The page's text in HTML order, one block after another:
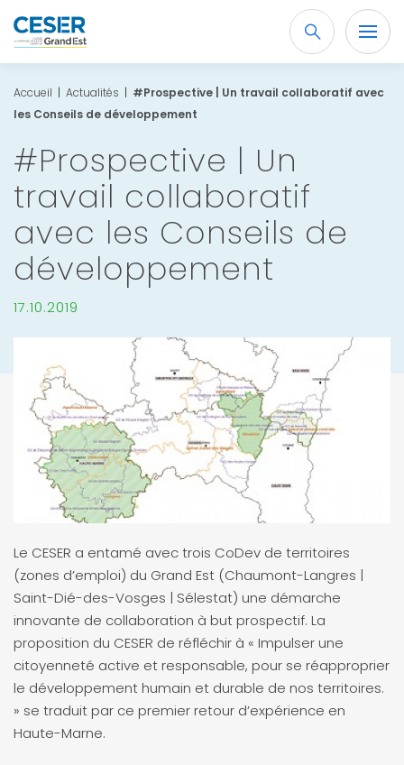
Recherche
OK
Accueil | Actualités | #Prospective | Un travail collaboratif avec
les Conseils de développement
#Prospective | Un
travail collaboratif
avec les Conseils de
développement
17.10.2019
Le CESER a entamé avec trois CoDev de territoires
(zones d’emploi) du Grand Est (Chaumont-Langres |
Saint-Dié-des-Vosges | Sélestat) une démarche
innovante de collaboration à but prospectif. La
proposition du CESER de réfléchir à « Impulser une
citoyenneté active et responsable, pour se réapproprier
le développement humain et durable de nos territoires.
» se traduit par ce premier retour d’expérience en
Haute-Marne.